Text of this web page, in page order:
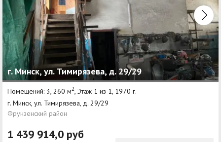
г. Минск, ул. Тимирязева, д. 29/29
Помещений: 3, 260 м2, Этаж 1 из 1, 1970 г.
г. Минск, ул. Тимирязева, д. 29/29
Фрунзенский район
1 439 914,0 руб